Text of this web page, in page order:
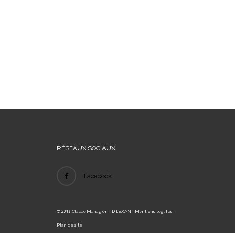
RÉSEAUX SOCIAUX
Facebook
© 2016 Classe Manager- ID LEXAN - Mentions légales-
Plan de site